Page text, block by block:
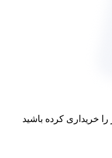
خریداری کرده باشید